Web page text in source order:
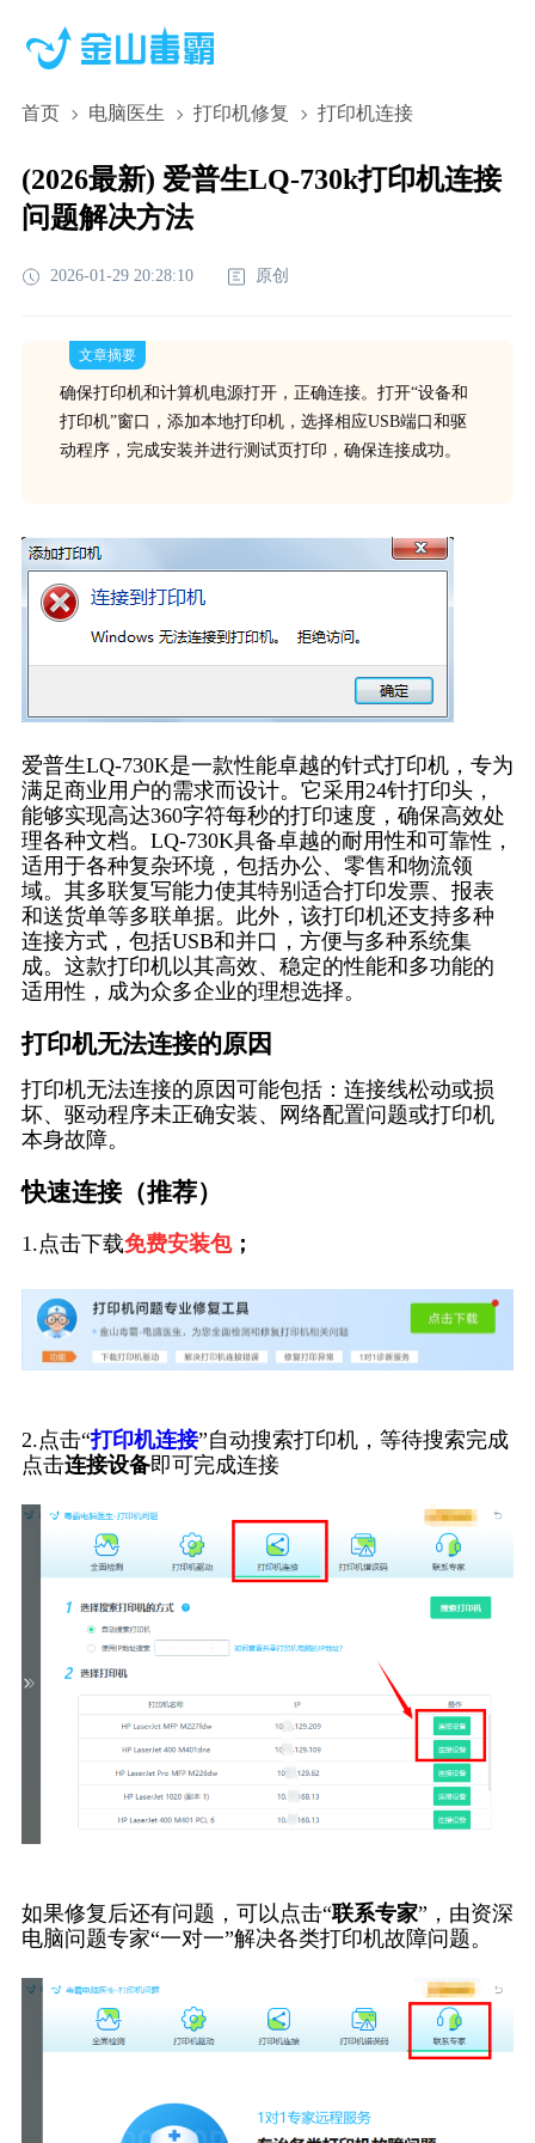
首页 电脑医生 打印机修复 打印机连接
(2026最新) 爱普生LQ-730k打印机连接
问题解决方法
2026-01-29 20:28:10 原创
文章摘要
确保打印机和计算机电源打开，正确连接。打开“设备和
打印机”窗口，添加本地打印机，选择相应USB端口和驱
动程序，完成安装并进行测试页打印，确保连接成功。
爱普生LQ-730K是一款性能卓越的针式打印机，专为
满足商业用户的需求而设计。它采用24针打印头，
能够实现高达360字符每秒的打印速度，确保高效处
理各种文档。LQ-730K具备卓越的耐用性和可靠性，
适用于各种复杂环境，包括办公、零售和物流领
域。其多联复写能力使其特别适合打印发票、报表
和送货单等多联单据。此外，该打印机还支持多种
连接方式，包括USB和并口，方便与多种系统集
成。这款打印机以其高效、稳定的性能和多功能的
适用性，成为众多企业的理想选择。
打印机无法连接的原因
打印机无法连接的原因可能包括：连接线松动或损
坏、驱动程序未正确安装、网络配置问题或打印机
本身故障。
快速连接（推荐）
1.点击下载免费安装包；
2.点击“打印机连接”自动搜索打印机，等待搜索完成
点击连接设备即可完成连接
如果修复后还有问题，可以点击“联系专家”，由资深
电脑问题专家“一对一”解决各类打印机故障问题。